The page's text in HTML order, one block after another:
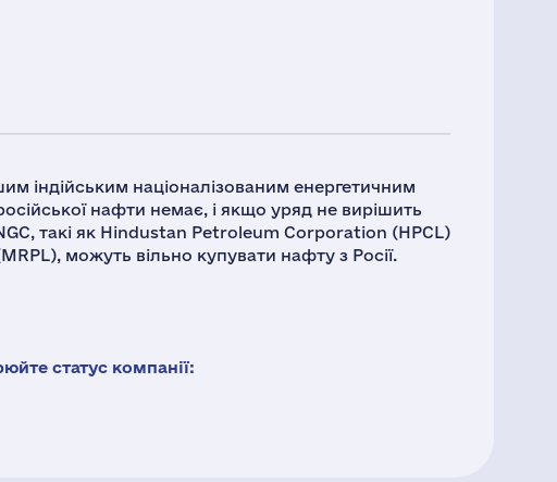
індійським націоналізованим енергетичним
нафти немає, і якщо уряд не вирішить
такі як Hindustan Petroleum Corporation (HPCL)
можуть вільно купувати нафту з Росії.
статус компанії: